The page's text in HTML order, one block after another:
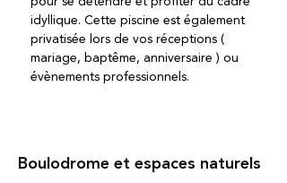
idyllique. Cette piscine est également
privatisée lors de vos réceptions (
mariage, baptême, anniversaire ) ou
évènements professionnels.
Boulodrome et espaces naturels